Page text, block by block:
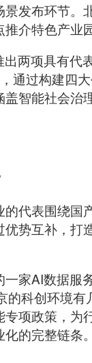
发布环节。
介特色产业
两项具有代
通过构建四
智能社会
代表围绕
势互补，
家AI数据服
科创环境
项政策，
的完整链